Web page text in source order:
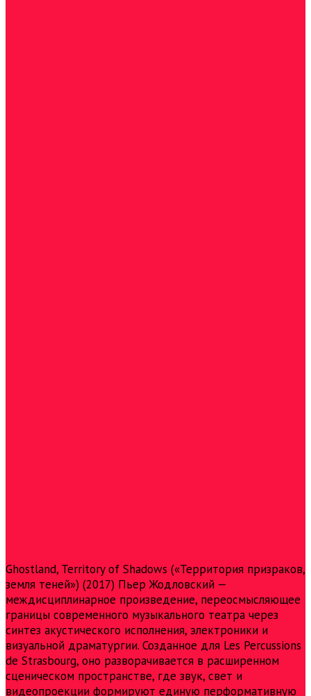
Ghostland, Territory of Shadows («Территория призраков,
земля теней») (2017) Пьер Жодловский —
междисциплинарное произведение, переосмысляющее
границы современного музыкального театра через
синтез акустического исполнения, электроники и
визуальной драматургии. Созданное для Les Percussions
de Strasbourg, оно разворачивается в расширенном
сценическом пространстве, где звук, свет и
видеопроекции формируют единую перформативную